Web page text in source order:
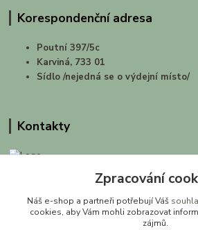
Korespondenční adresa
Poutní 397/5c
Karviná, 733 01
Sídlo /nejedná se o výdejní místo/
Kontakty
Gabriela Pawlasová Koppová
Zpracování
Náš e-shop a partneři potřebují Váš
cookies, aby Vám mohli zobrazovat
zájmů.